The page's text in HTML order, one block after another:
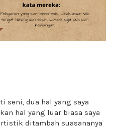
seni, dua hal yang saya
hal yang luar biasa saya
ditambah suasananya